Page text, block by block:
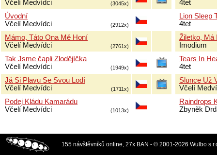
Včelí Medvídci
(3045x)
Úvodní
Včelí Medvídci
(2912x)
Mámo, Táto Ona Mě Honí
Včelí Medvídci
(2761x)
Tak Jsme čapli Zlodějíčka
Včelí Medvídci
(1949x)
Já Si Plavu Se Svou Lodí
Včelí Medvídci
(1711x)
Podej Kládu Kamarádu
Včelí Medvídci
(1013x)
4tet
Lion Sleep
4tet
Žiletko, Má
Imodium
Tears In
4tet
Slunce Už
Včelí
Raindrops
Zbyněk
155 návštěvníků online, 27x BAN - © 2001-2026 Wulbo